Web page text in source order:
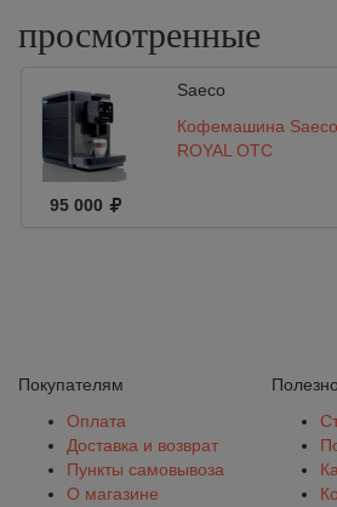
просмотренные
Saeco
Кофемашина Saeco
ROYAL OTC
95 000
Покупателям
Оплата
Доставка и возврат
Пункты самовывоза
О магазине